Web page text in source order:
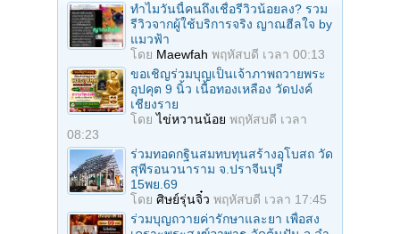
ทำไมวันนี้คนถึงเชื่อรีวิวน้อยลง? รวม
รีวิวจากผู้ใช้บริการจริง ญาณฮีลใจ by
แมวฟ้า
โดย Maewfah พฤหัสบดี เวลา 00:13
ขอเชิญร่วมบุญเป็นเจ้าภาพถวายพระ
อุปคุต 9 นิ้ว เนื้อทองเหลือง วัดปงค์
เชียงราย
โดยไข่หวานน้อย พฤหัสบดี เวลา
08:23
ร่วมทอดกฐินสมทบทุนสร้างอุโบสถ วัด
สุพีรอนวนาราม จ.ปราจีนบุรี
15พย.69
โดย ศิษย์รุ่นจิ๋ว พฤหัสบดี เวลา 17:45
ร่วมบุญถวายค่ารักษาและยา เพื่อสง